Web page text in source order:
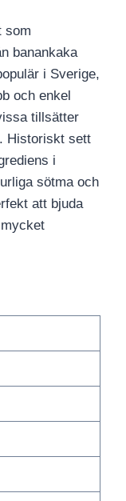
som
banankaka
i Sverige,
och enkel
tillsätter
Historiskt sett
i
sötma och
att bjuda